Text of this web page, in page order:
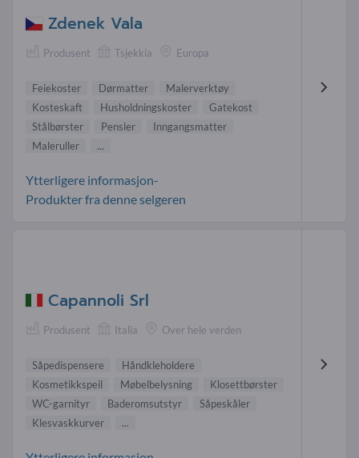
Zdenek Vala
Produsent Tsjekkia Europa
Feiekoster Dørmatter
Malerverktøy
Kosteskaft
Husholdningskoster
Gatekost
Stålbørster
Pensler
Inngangsmatter
Maleruller
...
Ytterligere informasjon-
Produkter fra denne selgeren
Capannoli Srl
Produsent Italia Over hele verden
Såpedispensere
Håndkleholdere
Kosmetikkspeil
Møbelbelysning
Klosettbørster
WC-garnityr
Baderomsutstyr
Såpeskåler
Klesvaskkurver
...